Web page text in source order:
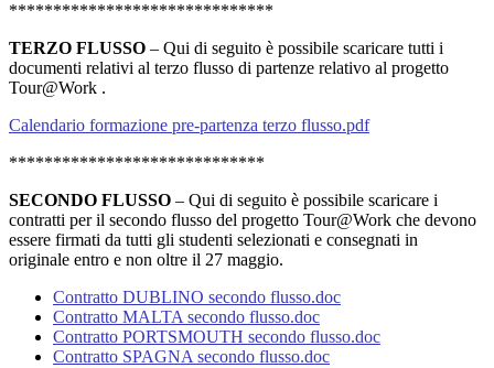
******************************
TERZO FLUSSO – Qui di seguito è possibile scaricare tutti i
documenti relativi al terzo flusso di partenze relativo al progetto
Tour@Work .
Calendario formazione pre-partenza terzo flusso.pdf
*****************************
SECONDO FLUSSO – Qui di seguito è possibile scaricare i
contratti per il secondo flusso del progetto Tour@Work che devono
essere firmati da tutti gli studenti selezionati e consegnati in
originale entro e non oltre il 27 maggio.
Contratto DUBLINO secondo flusso.doc
Contratto MALTA secondo flusso.doc
Contratto PORTSMOUTH secondo flusso.doc
Contratto SPAGNA secondo flusso.doc